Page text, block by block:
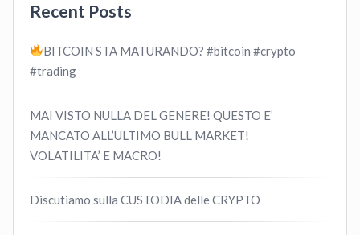
Recent Posts
BITCOIN STA MATURANDO? #bitcoin #crypto
#trading
MAI VISTO NULLA DEL GENERE! QUESTO E’
MANCATO ALL’ULTIMO BULL MARKET!
VOLATILITA’ E MACRO!
Discutiamo sulla CUSTODIA delle CRYPTO